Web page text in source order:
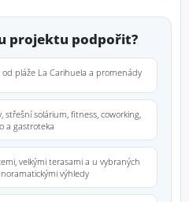
projektu podpořit?
pláže La Carihuela a promenády
střešní solárium, fitness, coworking,
a gastroteka
velkými terasami a u vybraných
výhledy